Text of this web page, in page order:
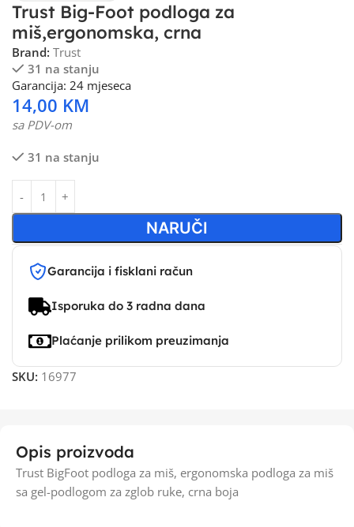
Trust Big-Foot podloga za
miš,ergonomska, crna
Brand: Trust
31 na stanju
Garancija: 24 mjeseca
14,00 KM
sa PDV-om
31 na stanju
NARUČI
Garancija i fisklani račun
Isporuka do 3 radna dana
Plaćanje prilikom preuzimanja
SKU: 16977
Opis proizvoda
Trust BigFoot podloga za miš, ergonomska podloga za miš
sa gel-podlogom za zglob ruke, crna boja